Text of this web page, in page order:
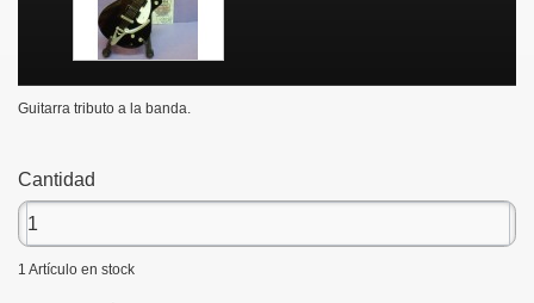
Guitarra tributo a la banda.
Cantidad
1 Artículo en stock